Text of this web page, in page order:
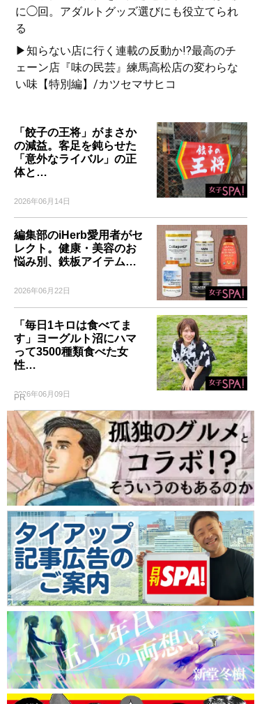
に◯回。アダルトグッズ選びにも役立てられ
る
▶知らない店に行く連載の反動か!?最高のチ
ェーン店『味の民芸』練馬高松店の変わらな
い味【特別編】/カツセマサヒコ
「餃子の王将」がまさか
の減益。客足を鈍らせた
「意外なライバル」の正
体と…
2026年06月14日
編集部のiHerb愛用者がセ
レクト。健康・美容のお
悩み別、鉄板アイテム…
2026年06月22日
「毎日1キロは食べてま
す」ヨーグルト沼にハマ
って3500種類食べた女
性…
2026年06月09日
PR